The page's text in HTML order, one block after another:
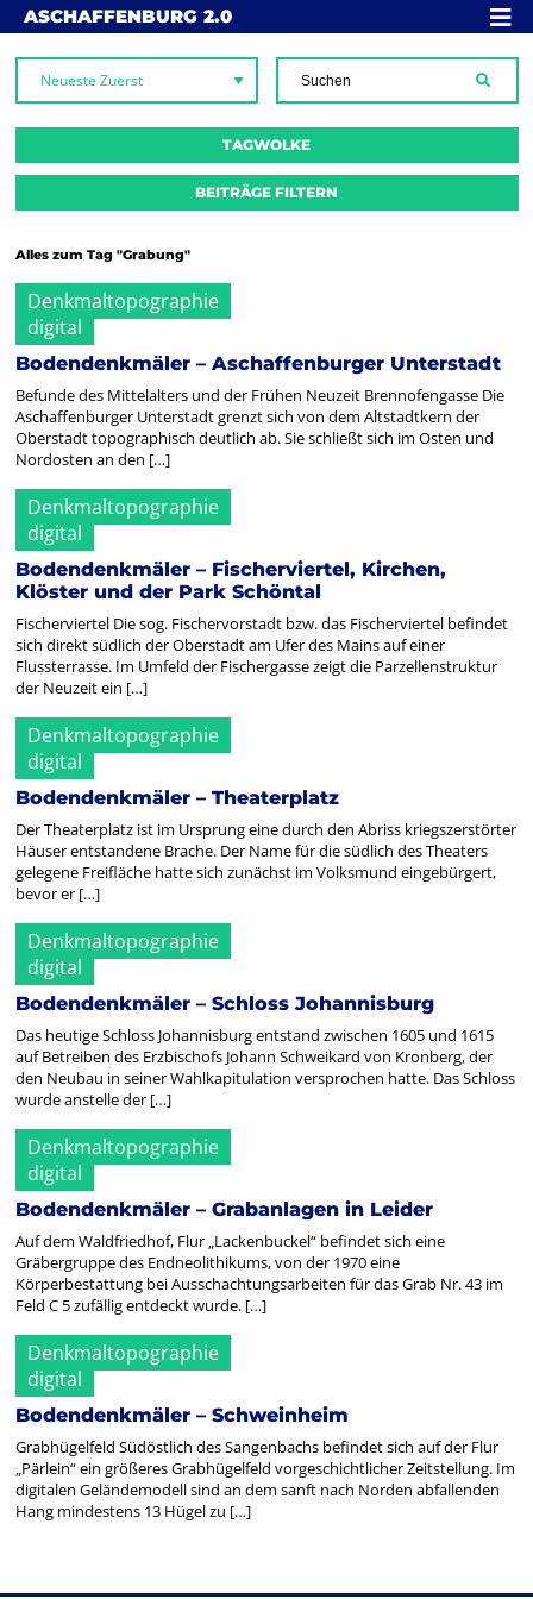
Skip to content
ASCHAFFENBURG 2.0 MENÜ
TAGWOLKE
BEITRÄGE FILTERN
Alles zum Tag "Grabung"
Denkmaltopographie
digital
Bodendenkmäler – Aschaffenburger Unterstadt
Befunde des Mittelalters und der Frühen Neuzeit Brennofengasse Die
Aschaffenburger Unterstadt grenzt sich von dem Altstadtkern der
Oberstadt topographisch deutlich ab. Sie schließt sich im Osten und
Nordosten an den […]
Denkmaltopographie
digital
Bodendenkmäler – Fischerviertel, Kirchen,
Klöster und der Park Schöntal
Fischerviertel Die sog. Fischervorstadt bzw. das Fischerviertel befindet
sich direkt südlich der Oberstadt am Ufer des Mains auf einer
Flussterrasse. Im Umfeld der Fischergasse zeigt die Parzellenstruktur
der Neuzeit ein […]
Denkmaltopographie
digital
Bodendenkmäler – Theaterplatz
Der Theaterplatz ist im Ursprung eine durch den Abriss kriegszerstörter
Häuser entstandene Brache. Der Name für die südlich des Theaters
gelegene Freifläche hatte sich zunächst im Volksmund eingebürgert,
bevor er […]
Denkmaltopographie
digital
Bodendenkmäler – Schloss Johannisburg
Das heutige Schloss Johannisburg entstand zwischen 1605 und 1615
auf Betreiben des Erzbischofs Johann Schweikard von Kronberg, der
den Neubau in seiner Wahlkapitulation versprochen hatte. Das Schloss
wurde anstelle der […]
Denkmaltopographie
digital
Bodendenkmäler – Grabanlagen in Leider
Auf dem Waldfriedhof, Flur „Lackenbuckel“ befindet sich eine
Gräbergruppe des Endneolithikums, von der 1970 eine
Körperbestattung bei Ausschachtungsarbeiten für das Grab Nr. 43 im
Feld C 5 zufällig entdeckt wurde. […]
Denkmaltopographie
digital
Bodendenkmäler – Schweinheim
Grabhügelfeld Südöstlich des Sangenbachs befindet sich auf der Flur
„Pärlein“ ein größeres Grabhügelfeld vorgeschichtlicher Zeitstellung. Im
digitalen Geländemodell sind an dem sanft nach Norden abfallenden
Hang mindestens 13 Hügel zu […]